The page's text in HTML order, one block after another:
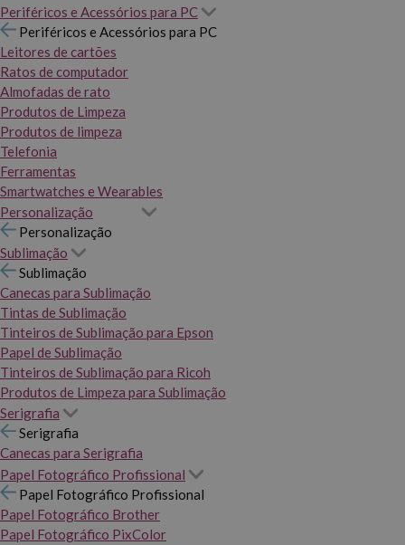
Periféricos e Acessórios para PC
Periféricos e Acessórios para PC
Leitores de cartões
Ratos de computador
Almofadas de rato
Produtos de Limpeza
Produtos de limpeza
Telefonia
Ferramentas
Smartwatches e Wearables
Personalização
Personalização
Sublimação
Sublimação
Canecas para Sublimação
Tintas de Sublimação
Tinteiros de Sublimação para Epson
Papel de Sublimação
Tinteiros de Sublimação para Ricoh
Produtos de Limpeza para Sublimação
Serigrafia
Serigrafia
Canecas para Serigrafia
Papel Fotográfico Profissional
Papel Fotográfico Profissional
Papel Fotográfico Brother
Papel Fotográfico PixColor